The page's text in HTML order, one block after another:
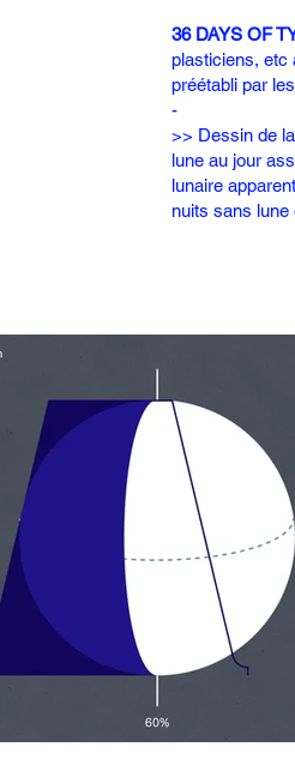
36 DAYS OF
plasticiens, etc
préétabli par
-
>> Dessin de
lune au jour
lunaire
nuits sans lune